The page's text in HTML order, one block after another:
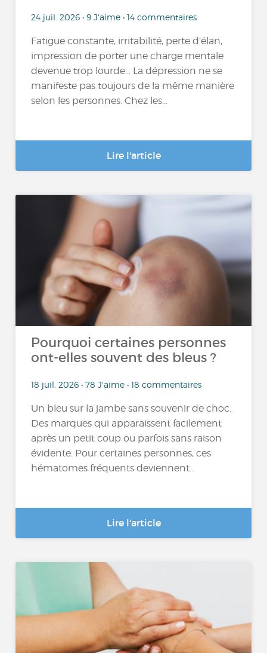
24 juil. 2026 • 9 J'aime • 14 commentaires
Fatigue constante, irritabilité, perte d’élan,
impression de porter une charge mentale
devenue trop lourde… La dépression ne se
manifeste pas toujours de la même manière
selon les personnes. Chez les...
Lire l'article
Pourquoi certaines personnes
ont-elles souvent des bleus ?
18 juil. 2026 • 78 J'aime • 18 commentaires
Un bleu sur la jambe sans souvenir de choc.
Des marques qui apparaissent facilement
après un petit coup ou parfois sans raison
évidente. Pour certaines personnes, ces
hématomes fréquents deviennent...
Lire l'article